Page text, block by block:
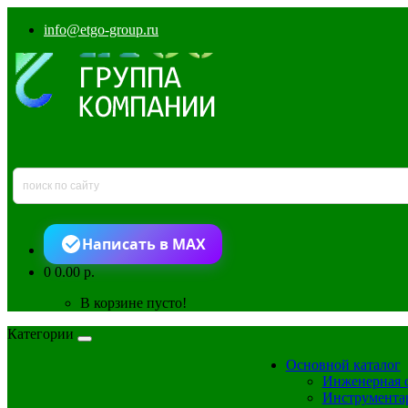
info@etgo-group.ru
Написать в MAX
00.00 р.
В корзине пусто!
Категории
Основной каталог
Инженерная